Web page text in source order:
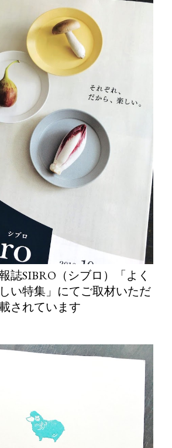
誌SIBRO（シブロ）「よく
い特集」にてご取材いただ
されています